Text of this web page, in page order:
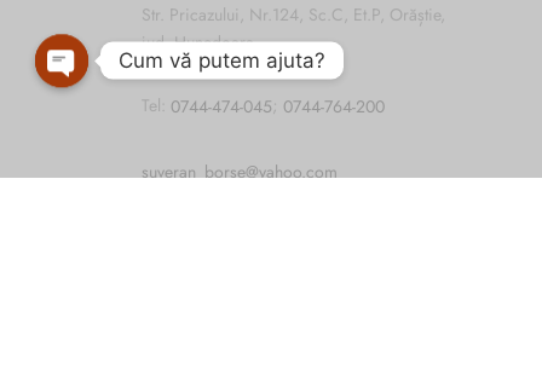
Str. Pricazului, Nr.124, Sc.C, Et.P, Orăștie,
jud. Hunedoara
Tel: 0744-474-045; 0744-764-200
suveran_borse@yahoo.com
Cum vă putem ajuta?